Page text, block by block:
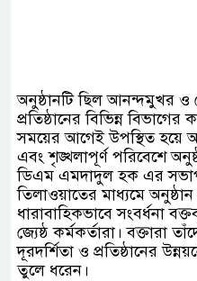
অনুষ্ঠানটি ছিল আনন্দমুখর ও
প্রতিষ্ঠানের বিভিন্ন বিভাগের
সময়ের আগেই উপস্থিত হয়ে
এবং শৃঙ্খলাপূর্ণ পরিবেশে
ডিএম এমদাদুল হক এর
তিলাওয়াতের মাধ্যমে
ধারাবাহিকভাবে সংবর্ধনা
জ্যেষ্ঠ কর্মকর্তারা। বক্তারা
দূরদর্শিতা ও প্রতিষ্ঠানের
তুলে ধরেন।